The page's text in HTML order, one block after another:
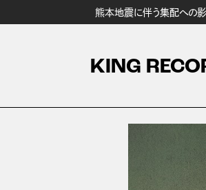
熊本地震に伴う集配への
KING